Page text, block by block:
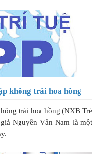
không trải hoa hồng
trải hoa hồng (NXB Trẻ
Nguyễn Vân Nam là một